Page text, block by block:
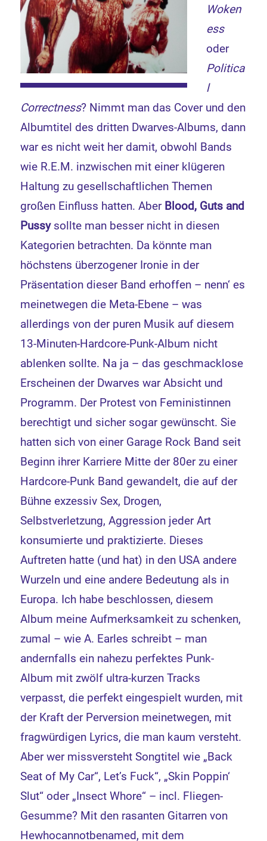
Woken
ess
oder
Politica
l
Correctness? Nimmt man das Cover und den
Albumtitel des dritten Dwarves-Albums, dann
war es nicht weit her damit, obwohl Bands
wie R.E.M. inzwischen mit einer klügeren
Haltung zu gesellschaftlichen Themen
großen Einfluss hatten. Aber Blood, Guts and
Pussysollte man besser nicht in diesen
Kategorien betrachten. Da könnte man
höchstens überzogener Ironie in der
Präsentation dieser Band erhoffen – nenn‘ es
meinetwegen die Meta-Ebene – was
allerdings von der puren Musik auf diesem
13-Minuten-Hardcore-Punk-Album nicht
ablenken sollte. Na ja – das geschmacklose
Erscheinen der Dwarves war Absicht und
Programm. Der Protest von Feministinnen
berechtigt und sicher sogar gewünscht. Sie
hatten sich von einer Garage Rock Band seit
Beginn ihrer Karriere Mitte der 80er zu einer
Hardcore-Punk Band gewandelt, die auf der
Bühne exzessiv Sex, Drogen,
Selbstverletzung, Aggression jeder Art
konsumierte und praktizierte. Dieses
Auftreten hatte (und hat) in den USA andere
Wurzeln und eine andere Bedeutung als in
Europa. Ich habe beschlossen, diesem
Album meine Aufmerksamkeit zu schenken,
zumal – wie A. Earles schreibt – man
andernfalls ein nahezu perfektes Punk-
Album mit zwölf ultra-kurzen Tracks
verpasst, die perfekt eingespielt wurden, mit
der Kraft der Perversion meinetwegen, mit
fragwürdigen Lyrics, die man kaum versteht.
Aber wer missversteht Songtitel wie „Back
Seat of My Car“, Let’s Fuck“, „Skin Poppin‘
Slut“ oder „Insect Whore“ – incl. Fliegen-
Gesumme? Mit den rasanten Gitarren von
Hewhocannotbenamed, mit dem